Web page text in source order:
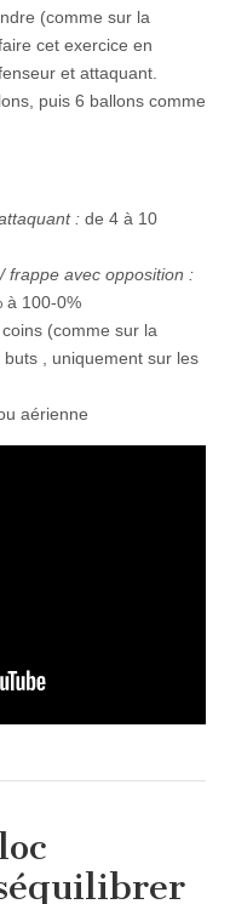
(comme sur la
cet exercice en
et attaquant.
puis 6 ballons comme
: de 4 à 10
frappe avec opposition :
à 100-0%
(comme sur la
, uniquement sur les
aérienne